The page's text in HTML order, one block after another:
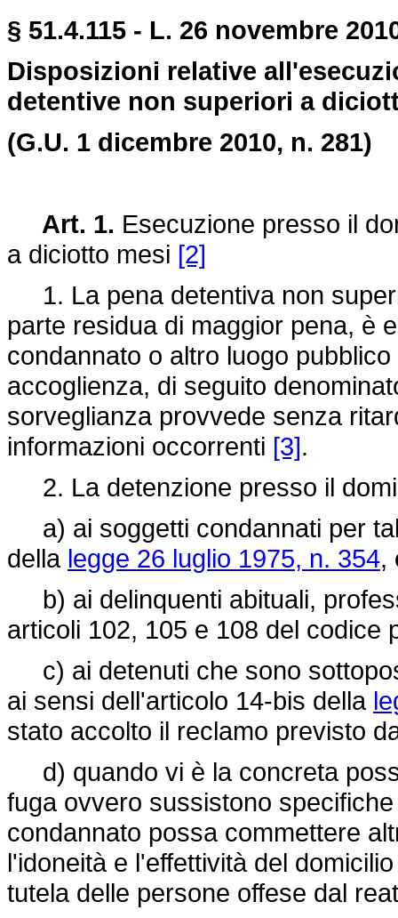
§ 51.4.115 - L. 26 novembre
Disposizioni relative
detentive non superiori a
(G.U. 1 dicembre 2010, n. 281)
Art. 1. Esecuzione presso il
a diciotto mesi [2]
1. La pena detentiva non
parte residua di maggior pena, è
condannato o altro luogo
accoglienza, di seguito
sorveglianza provvede senza
informazioni occorrenti [3].
2. La detenzione presso il
a) ai soggetti condannati per
della legge 26 luglio 1975, n. 354,
b) ai delinquenti abituali,
articoli 102, 105 e 108 del codice
c) ai detenuti che sono
ai sensi dell'articolo 14-bis della
stato accolto il reclamo previsto
d) quando vi è la concreta
fuga ovvero sussistono
condannato possa commettere
l'idoneità e l'effettività del
tutela delle persone offese dal